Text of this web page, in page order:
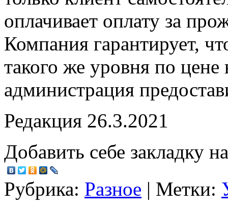
оплачивает оплату за
Компания гарантирует,
такого же уровня по
администрация
Редакция 26.3.2021
Добавить себе закладку
Рубрика: Разное | Метки: